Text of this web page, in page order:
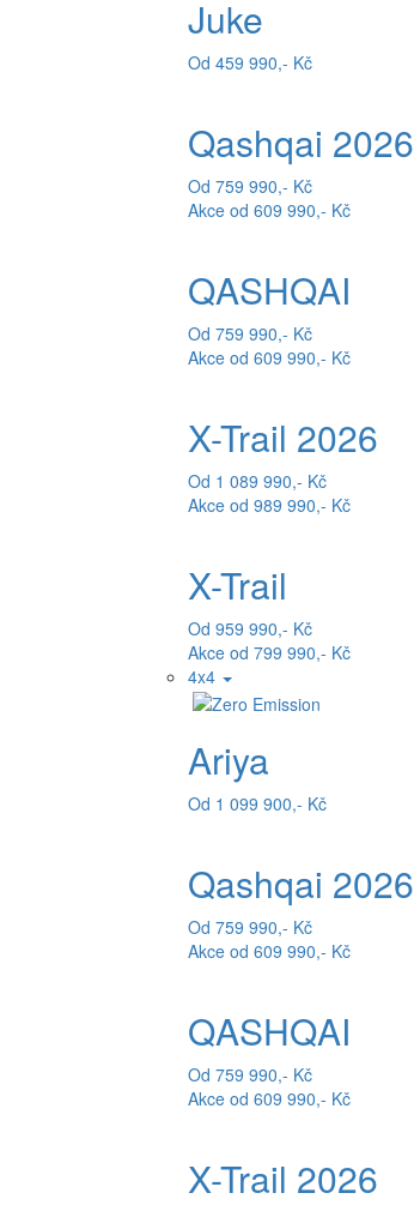
Juke
Od 459 990,- Kč
Qashqai 2026
Od 759 990,- Kč
Akce od 609 990,- Kč
QASHQAI
Od 759 990,- Kč
Akce od 609 990,- Kč
X-Trail 2026
Od 1 089 990,- Kč
Akce od 989 990,- Kč
X-Trail
Od 959 990,- Kč
Akce od 799 990,- Kč
4x4
Ariya
Od 1 099 900,- Kč
Qashqai 2026
Od 759 990,- Kč
Akce od 609 990,- Kč
QASHQAI
Od 759 990,- Kč
Akce od 609 990,- Kč
X-Trail 2026